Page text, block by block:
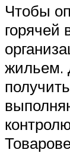
Чтобы
жильем.